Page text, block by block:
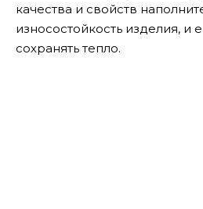
качества и свойств
износостойкость изделия, и
сохранять тепло.